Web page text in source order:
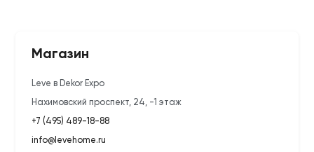
Магазин
Leve в Dekor Expo
Нахимовский проспект, 24, -1 этаж
+7 (495) 489-18-88
info@levehome.ru